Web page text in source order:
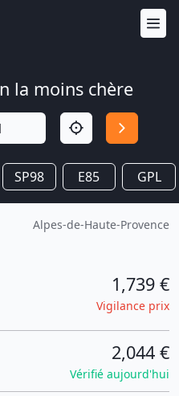
la moins chère
SP98 E85 GPL
Alpes-de-Haute-Provence
1,739 €
Vigilance prix
2,044 €
Vérifié aujourd'hui